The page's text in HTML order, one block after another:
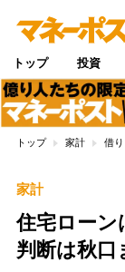
トップ 投資
トップ 家計 借
家計
住宅ロー
判断は秋口